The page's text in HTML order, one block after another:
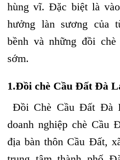
hùng vĩ.Đặc biệt là
hưởng làn sương của
bềnh và những đồi
sớm.
1.Đồi chè Cầu Đất Đà
Đồi Chè Cầu Đất Đà
doanh nghiệp chè Cầu
địa bàn thôn Cầu Đất,